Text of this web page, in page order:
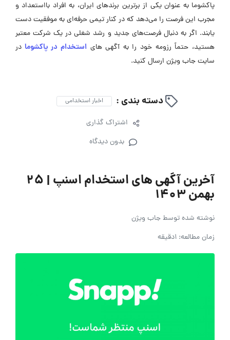
پاکشوما به عنوان یکی از برترین برندهای ایران، به افراد بااستعداد و
مجرب این فرصت را می‌دهد که در کنار تیمی حرفه‌ای به موفقیت دست
یابند. اگر به دنبال فرصت‌های جدید و رشد شغلی در یک شرکت معتبر
هستید، حتماً رزومه خود را به آگهی ‌هایاستخدام در پاکشوما در
سایت جاب ویژن ارسال کنید.
دسته بندی : اخبار استخدامی
اشتراک گذاری
بدون دیدگاه
آخرین آگهی های استخدام اسنپ | ۲۵
بهمن ۱۴۰۳
نوشته شده توسطجاب ویژن
زمان مطالعه: 1دقیقه